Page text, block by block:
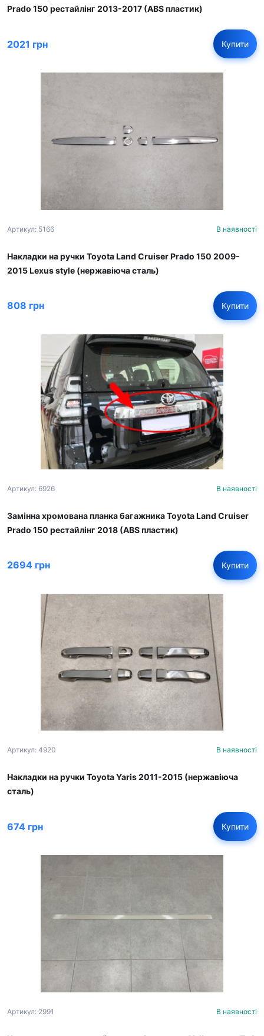
Prado 150 рестайлінг 2013-2017 (ABS пластик)
2021 грн Купити
Артикул: 5166 В наявності
Накладки на ручки Toyota Land Cruiser Prado 150 2009-
2015 Lexus style (нержавіюча сталь)
808 грн Купити
Артикул: 6926 В наявності
Замінна хромована планка багажника Toyota Land Cruiser
Prado 150 рестайлінг 2018 (ABS пластик)
2694 грн Купити
Артикул: 4920 В наявності
Накладки на ручки Toyota Yaris 2011-2015 (нержавіюча
сталь)
674 грн Купити
Артикул: 2991 В наявності